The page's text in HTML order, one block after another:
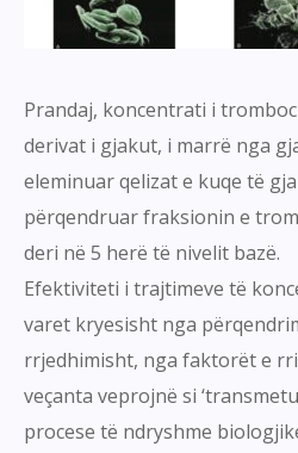
Prandaj, koncentrati i
derivat i gjakut, i marrë nga
eleminuar qelizat e kuqe të
përqendruar fraksionin e
deri në 5 herë të nivelit bazë.
Efektiviteti i trajtimeve të
varet kryesisht nga
rrjedhimisht, nga faktorët e
veçanta veprojnë si
procese të ndryshme